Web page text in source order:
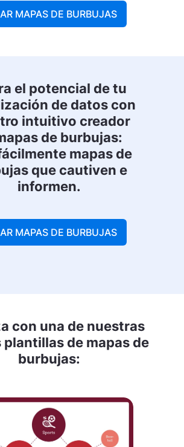
MAPAS DE BURBUJAS
el potencial de tu
de datos con
intuitivo creador
de burbujas:
mapas de
que cautiven e
informen.
MAPAS DE BURBUJAS
con una de nuestras
plantillas de mapas de
burbujas: